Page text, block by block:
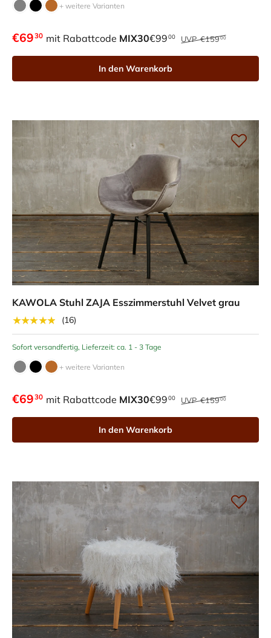
+ weitere Varianten
€6930 mit Rabattcode MIX30€9900 UVP€15900
In den Warenkorb
KAWOLA Stuhl ZAJA Esszimmerstuhl Velvet grau
★★★★★
(16)
Sofort versandfertig, Lieferzeit: ca. 1 - 3 Tage
+ weitere Varianten
€6930 mit Rabattcode MIX30€9900 UVP€15900
In den Warenkorb